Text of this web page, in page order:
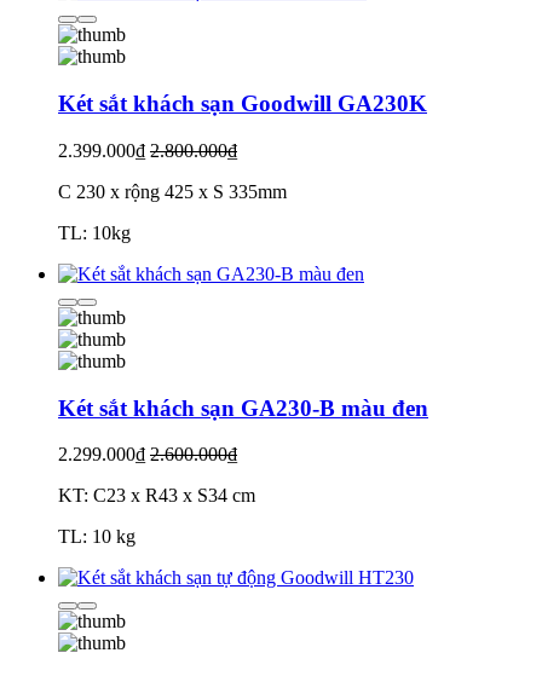
Két sắt khách sạn Goodwill GA230K
2.399.000₫ 2.800.000₫
C 230 x rộng 425 x S 335mm
TL: 10kg
Két sắt khách sạn GA230-B màu đen
2.299.000₫ 2.600.000₫
KT: C23 x R43 x S34 cm
TL: 10 kg